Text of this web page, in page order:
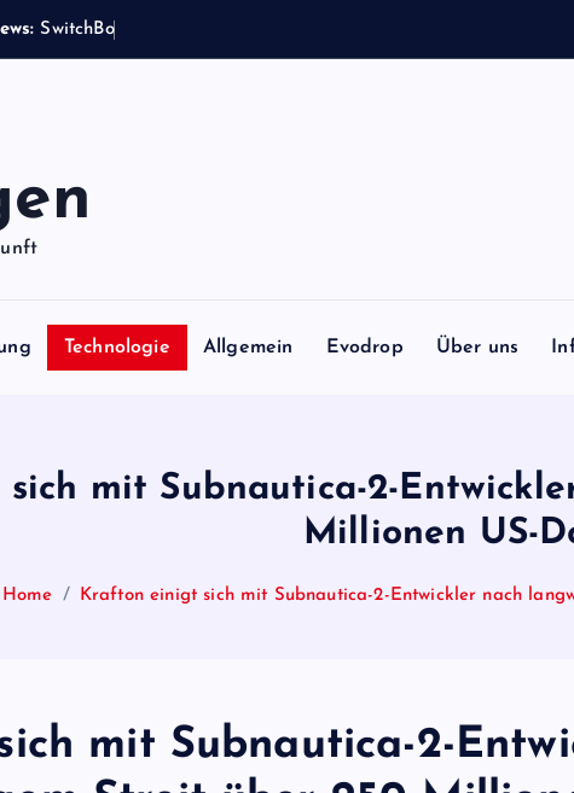
Switch Bot
Technologie Allgemein Evodrop Über uns
mit Subnautica-2-
Millionen US-
Home Krafton einigt sich mit Subnautica-2-Entwickler nach
mit Subnautica-2-